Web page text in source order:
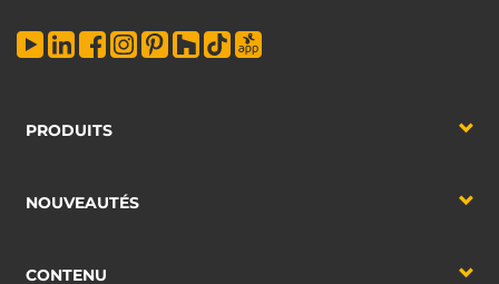
PRODUITS
NOUVEAUTÉS
CONTENU